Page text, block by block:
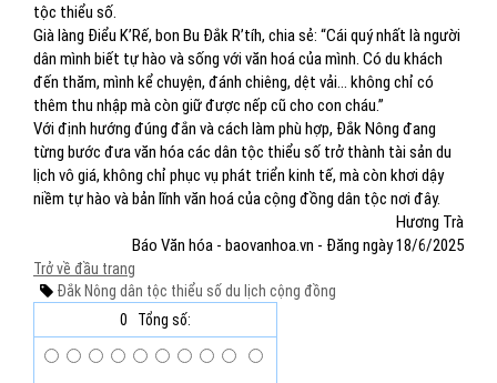
tộc thiểu số.
Già làng Điểu K’Rế, bon Bu Đắk R’tíh, chia sẻ: “Cái quý nhất là người
dân mình biết tự hào và sống với văn hoá của mình. Có du khách
đến thăm, mình kể chuyện, đánh chiêng, dệt vải… không chỉ có
thêm thu nhập mà còn giữ được nếp cũ cho con cháu.”
Với định hướng đúng đắn và cách làm phù hợp, Đắk Nông đang
từng bước đưa văn hóa các dân tộc thiểu số trở thành tài sản du
lịch vô giá, không chỉ phục vụ phát triển kinh tế, mà còn khơi dậy
niềm tự hào và bản lĩnh văn hoá của cộng đồng dân tộc nơi đây.
Hương Trà
Báo Văn hóa - baovanhoa.vn - Đăng ngày 18/6/2025
Trở về đầu trang
Đắk Nông dân tộc thiểu số du lịch cộng đồng
0
Tổng số: